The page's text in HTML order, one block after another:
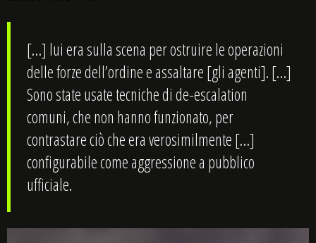
[…] lui era sulla scena per ostruire le operazioni
delle forze dell’ordine e assaltare [gli agenti]. […]
Sono state usate tecniche di de-escalation
comuni, che non hanno funzionato, per
contrastare ciò che era verosimilmente […]
configurabile come aggressione a pubblico
ufficiale.